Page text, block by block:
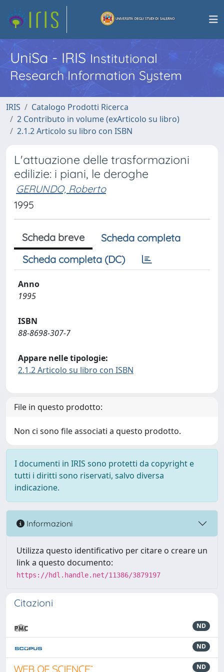
UniSa - IRISInstitutional
Research Information System
IRIS
Catalogo Prodotti Ricerca
2 Contributo in volume (exArticolo su libro)
2.1.2 Articolo su libro con ISBN
L'attuazione delle trasformazioni
edilizie: i piani, le deroghe
GERUNDO, Roberto
1995
Scheda breve
Scheda completa
Scheda completa (DC)
Anno
1995
ISBN
88-8698-307-7
Appare nelle tipologie:
2.1.2 Articolo su libro con ISBN
File in questo prodotto:
Non ci sono file associati a questo prodotto.
I documenti in IRIS sono protetti da copyright e
tutti i diritti sono riservati, salvo diversa
indicazione.
Informazioni
Utilizza questo identificativo per citare o creare un
link a questo documento:
https://hdl.handle.net/11386/3879197
Citazioni
ND
ND
ND